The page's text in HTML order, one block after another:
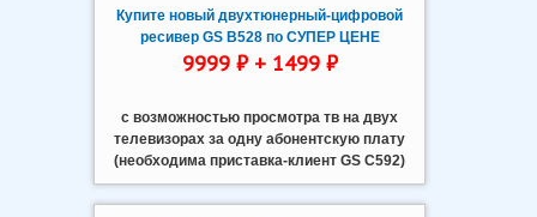
Купите новый двухтюнерный-цифровой
ресивер GS B528 по СУПЕР ЦЕНЕ
9999 ₽ + 1499 ₽
с возможностью просмотра тв на двух
телевизорах за одну абонентскую плату
(необходима приставка-клиент GS C592)